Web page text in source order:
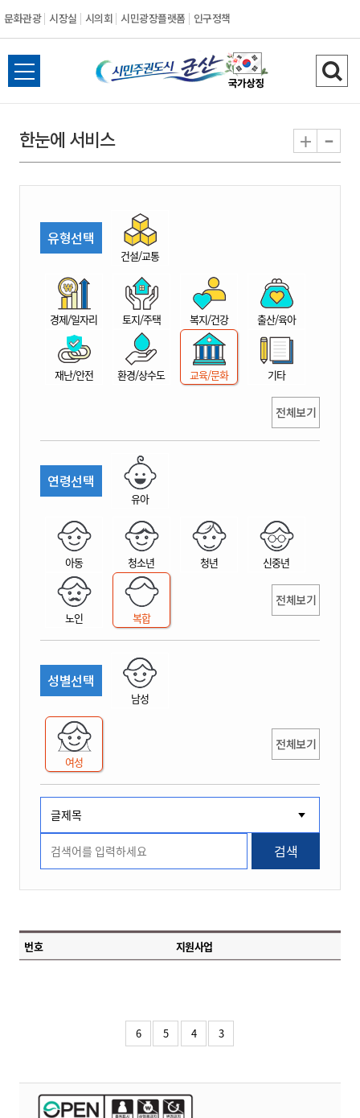
문화관광 시장실 시의회 시민광장플랫폼 인구정책
시
민
권
시
산
전
체
뉴
열
검
색
기
한눈에 서비스 + -
유형선택
건설/교통
경제/일자리 토지/주택 복지/건강 출산/육아
재난/안전 환경/상수도 교육/문화 기타
전체보기
연령선택
유아
아동 청소년 청년 신중년
노인 복합
전체보기
성별선택
남성
여성
전체보기
검색
번호 지원사업
6 5 4 3